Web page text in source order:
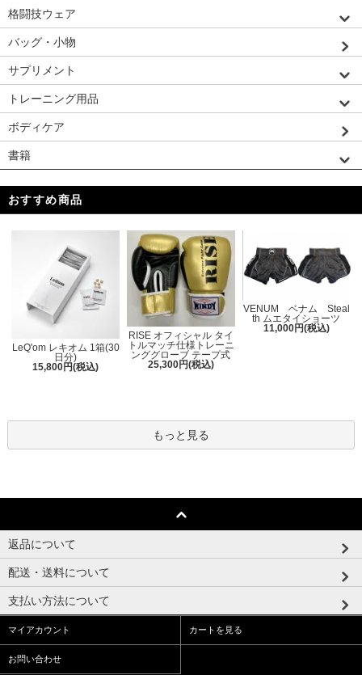
格闘技ウェア
バッグ・小物
サプリメント
トレーニング用品
ボディケア
書籍
おすすめ商品
LeQ'om レキオム 1箱(30
日分)
15,800円(税込)
RISE オフィシャル タイ
トルマッチ仕様トレーニ
ンググローブ テープ式
25,300円(税込)
VENUM ベナム Steal
th ムエタイショーツ
11,000円(税込)
もっと見る
返品について
配送・送料について
支払い方法について
マイアカウント カートを見る
お問い合わせ